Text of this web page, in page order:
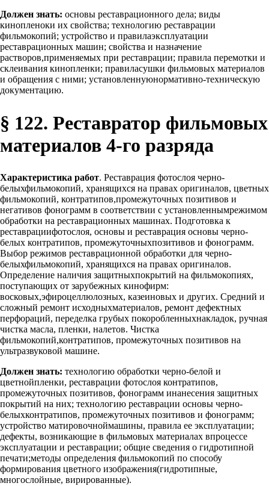
Должен знать: основы реставрационного дела; виды
кинопленоки их свойства; технологию реставрации
фильмокопий; устройство и правилаэксплуатации
реставрационных машин; свойства и назначение
растворов,применяемых при реставрации; правила перемотки и
склеивания кинопленки; правиласушки фильмовых материалов
и обращения с ними; установленнуюнормативно-техническую
документацию.
§ 122. Реставратор фильмовых
материалов 4-го разряда
Характеристика работ. Реставрация фотослоя черно-
белыхфильмокопий, хранящихся на правах оригиналов, цветных
фильмокопий, контратипов,промежуточных позитивов и
негативов фонограмм в соответствии с установленнымрежимом
обработки на реставрационных машинах. Подготовка к
реставрациифотослоя, основы и реставрация основы черно-
белых контратипов, промежуточныхпозитивов и фонограмм.
Выбор режимов реставрационной обработки для черно-
белыхфильмокопий, хранящихся на правах оригиналов.
Определение наличия защитныхпокрытий на фильмокопиях,
поступающих от зарубежных кинофирм:
восковых,эфироцеллюлозных, казеиновых и других. Средний и
сложный ремонт исходныхматериалов, ремонт дефектных
перфораций, переделка грубых покоробленныхнакладок, ручная
чистка масла, пленки, налетов. Чистка
фильмокопий,контратипов, промежуточных позитивов на
ультразвуковой машине.
Должен знать: технологию обработки черно-белой и
цветнойпленки, реставрации фотослоя контратипов,
промежуточных позитивов, фонограмм инанесения защитных
покрытий на них; технологию реставрации основы черно-
белыхконтратипов, промежуточных позитивов и фонограмм;
устройство матировочноймашины, правила ее эксплуатации;
дефекты, возникающие в фильмовых материалах впроцессе
эксплуатации и реставрации; общие сведения о гидротипной
печати;методы определения фильмокопий по способу
формирования цветного изображения(гидротипные,
многослойные, вирированные).